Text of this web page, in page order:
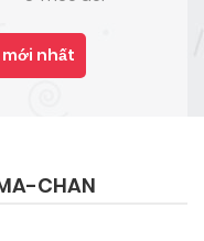
nhất
CHAN